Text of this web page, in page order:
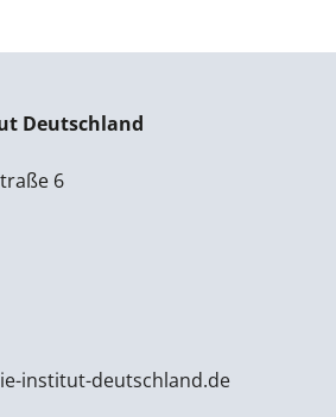
Deutschland
6
institut-deutschland.de